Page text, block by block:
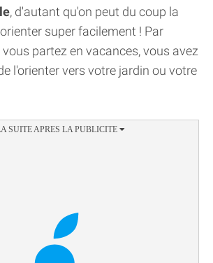
, d'autant qu'on peut du coup la
super facilement ! Par
partez en vacances, vous avez
l'orienter vers votre jardin ou votre